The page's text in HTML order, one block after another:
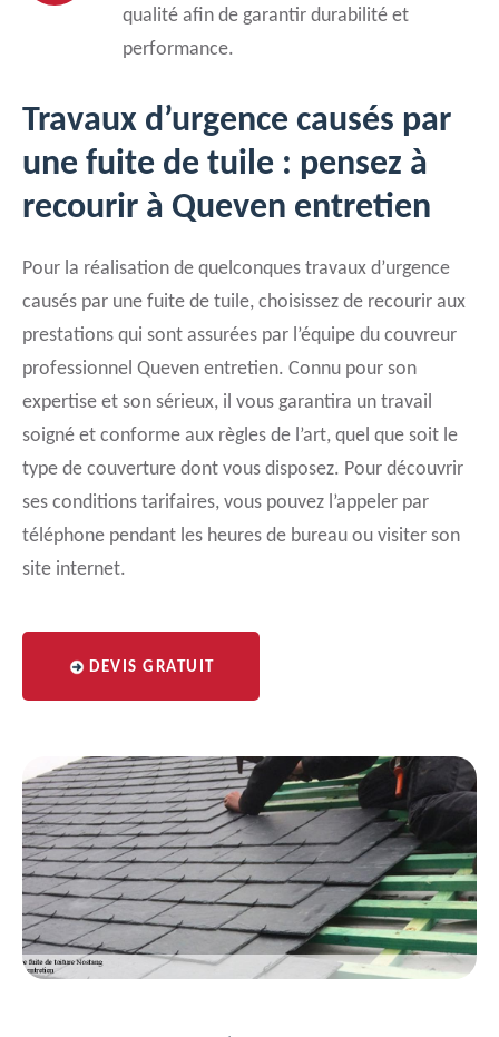
qualité afin de garantir durabilité et
performance.
Travaux d’urgence causés par
une fuite de tuile : pensez à
recourir à Queven entretien
Pour la réalisation de quelconques travaux d’urgence
causés par une fuite de tuile, choisissez de recourir aux
prestations qui sont assurées par l’équipe du couvreur
professionnel Queven entretien. Connu pour son
expertise et son sérieux, il vous garantira un travail
soigné et conforme aux règles de l’art, quel que soit le
type de couverture dont vous disposez. Pour découvrir
ses conditions tarifaires, vous pouvez l’appeler par
téléphone pendant les heures de bureau ou visiter son
site internet.
DEVIS GRATUIT